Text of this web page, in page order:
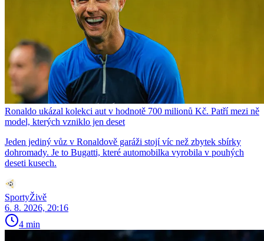
Ronaldo ukázal kolekci aut v hodnotě 700 milionů Kč. Patří mezi ně
model, kterých vzniklo jen deset
Jeden jediný vůz v Ronaldově garáži stojí víc než zbytek sbírky
dohromady. Je to Bugatti, které automobilka vyrobila v pouhých
deseti kusech.
SportyŽivě
6. 8. 2026, 20:16
4 min